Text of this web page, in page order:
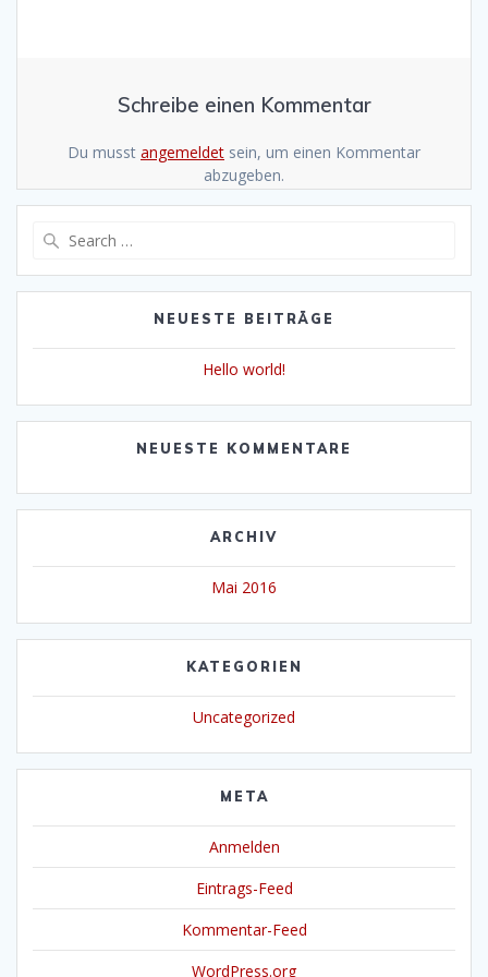
Schreibe einen Kommentar
Du musst angemeldet sein, um einen Kommentar
abzugeben.
NEUESTE BEITRÄGE
Hello world!
NEUESTE KOMMENTARE
ARCHIV
Mai 2016
KATEGORIEN
Uncategorized
META
Anmelden
Eintrags-Feed
Kommentar-Feed
WordPress.org